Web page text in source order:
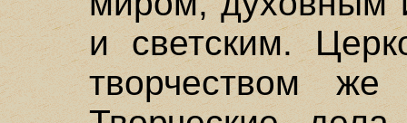
и светским.
творчеством